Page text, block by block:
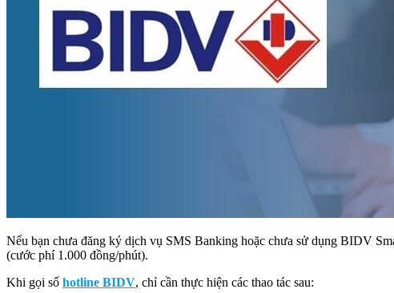
Nếu bạn chưa đăng ký dịch vụ SMS Banking hoặc chưa sử dụng BIDV
(cước phí 1.000 đồng/phút).
Khi gọi số hotline BIDV, chỉ cần thực hiện các thao tác sau: